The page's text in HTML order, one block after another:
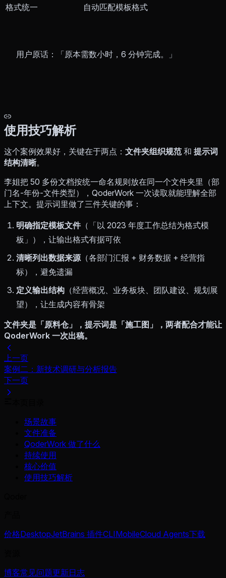
格式统一
自动匹配模板格式
用户原话：「原本需数小时，6 分钟完成。」
使用技巧解析
这个案例效果好，关键在于两点： 文件夹组织规范和 提示词
结构清晰。
李姐把 50 多份文档按统一命名规则放在同一个文件夹里（部
门名-年份-文件类型），QoderWork 一次读取就能理解全部
上下文。提示词里做了三件关键的事：
明确指定模板文件（「以 2023 年度工作总结为格式模
板」），让输出格式有据可依
清晰列出数据来源（各部门汇报 + 财务数据 + 经营指
标），避免遗漏
定义输出结构 （经营概况、业务板块、团队建设、规划展
望），让生成内容有骨架
文件夹是「原料仓」，提示词是「施工图」，两者配合才能让
QoderWork 一次出稿。
上一页
案例二：新技术调研与分析报告
下一页
场景故事
文件准备
QoderWork 做了什么
持续使用
核心价值
使用技巧解析
价格DesktopJetBrains 插件CLIMobileCloud Agents下载
博客常见问题更新日志